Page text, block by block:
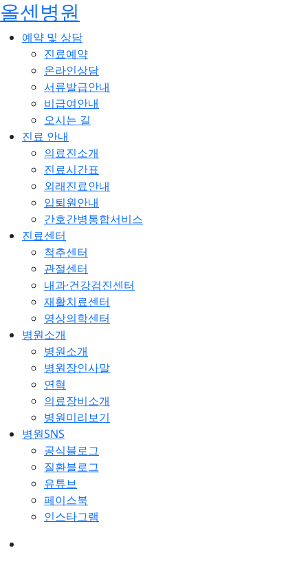
올센병원
예약 및 상담
진료예약
온라인상담
서류발급안내
비급여안내
오시는 길
진료 안내
의료진소개
진료시간표
외래진료안내
입퇴원안내
간호간병통합서비스
진료센터
척추센터
관절센터
내과·건강검진센터
재활치료센터
영상의학센터
병원소개
병원소개
병원장인사말
연혁
의료장비소개
병원미리보기
병원SNS
공식블로그
질환블로그
유튜브
페이스북
인스타그램